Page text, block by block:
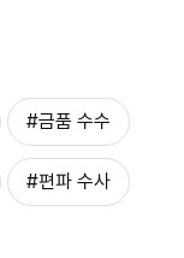
#금품 수수
#편파 수사